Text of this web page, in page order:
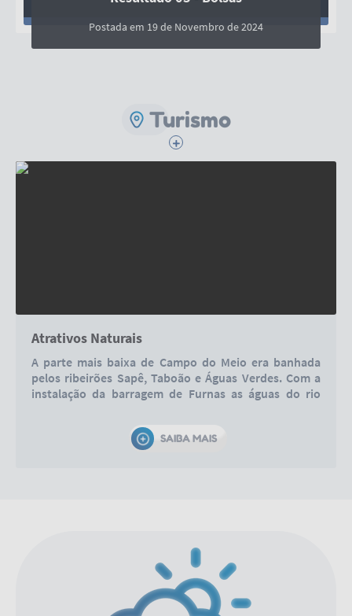
Postada em 19 de Novembro de 2024
Turismo
Atrativos Naturais
A parte mais baixa de Campo do Meio era banhada
pelos ribeirões Sapê, Taboão e Águas Verdes. Com a
instalação da barragem de Furnas as águas do rio
espalharam-se nas baixadas, o que deu ao município
um imenso lago, cinco vezes maior do que a lagoa da
SAIBA MAIS